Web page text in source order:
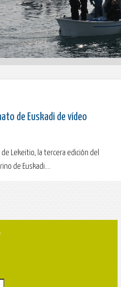
de Euskadi de vídeo
Lekeitio, la tercera edición del
de Euskadi....